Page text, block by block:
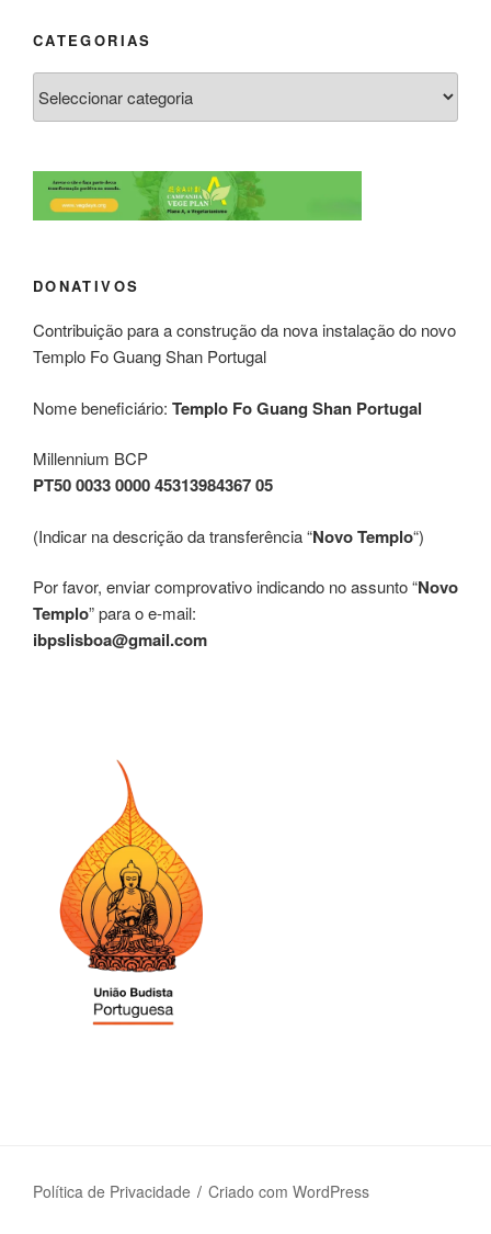
CATEGORIAS
DONATIVOS
Contribuição para a construção da nova instalação do novo
Templo Fo Guang Shan Portugal
Nome beneficiário: Templo Fo Guang Shan Portugal
Millennium BCP
PT50 0033 0000 45313984367 05
(Indicar na descrição da transferência “Novo Templo“)
Por favor, enviar comprovativo indicando no assunto “Novo
Templo” para o e-mail:
ibpslisboa@gmail.com
Política de Privacidade Criado com WordPress